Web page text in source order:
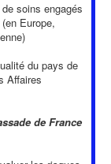
soins engagés
(en Europe,
du pays de
Affaires
de France